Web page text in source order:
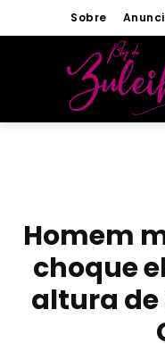
Sobre
Homem
choque
altura de